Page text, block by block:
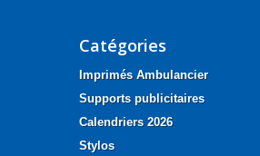
Catégories
Imprimés Ambulancier
Supports publicitaires
Calendriers 2026
Stylos